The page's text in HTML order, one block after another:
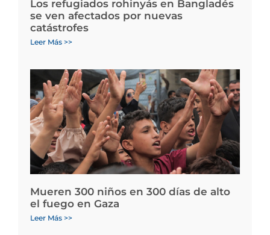
Los refugiados rohinyás en Bangladés
se ven afectados por nuevas
catástrofes
Leer Más >>
Mueren 300 niños en 300 días de alto
el fuego en Gaza
Leer Más >>